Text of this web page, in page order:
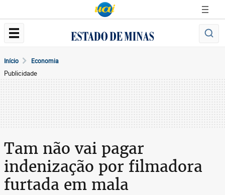
Início Economia
Publicidade
Tam não vai pagar
indenização por filmadora
furtada em mala